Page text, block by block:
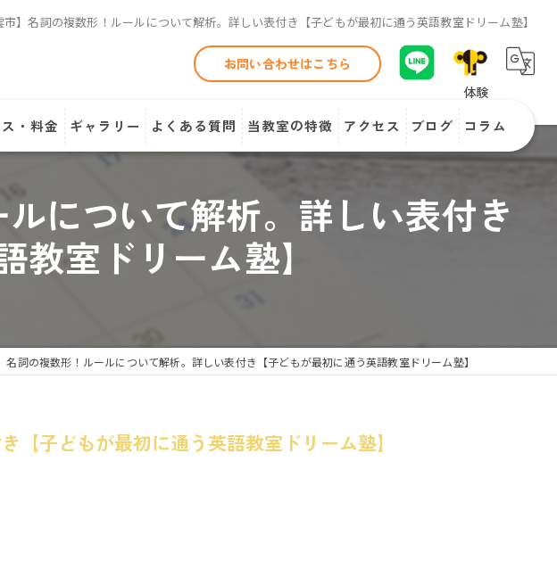
市】名詞の複数形！ルールについて解析。詳しい表付き【子どもが最初に通う英語教室ドリーム塾】
お問い合わせはこちら
・料金 ギャラリー よくある質問 当教室の特徴
話す
読む
個別
アクセス ブログ コラム
について解析。詳しい表付き
室ドリーム塾】
名詞の複数形！ルールについて解析。詳しい表付き【子どもが最初に通う英語教室ドリーム塾】
【子どもが最初に通う英語教室ドリーム塾】